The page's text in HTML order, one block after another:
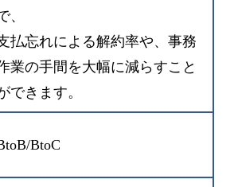
、
払忘れによる解約率や、事務
業の手間を大幅に減らすこと
できます。
BtoC